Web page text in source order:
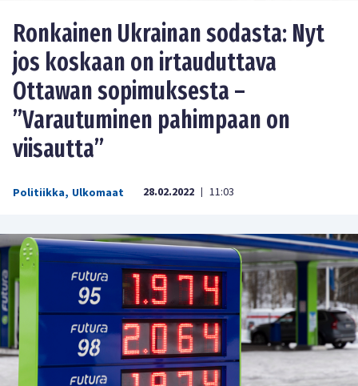
Ronkainen Ukrainan sodasta: Nyt
jos koskaan on irtauduttava
Ottawan sopimuksesta –
”Varautuminen pahimpaan on
viisautta”
Politiikka, Ulkomaat 28.02.2022 | 11:03